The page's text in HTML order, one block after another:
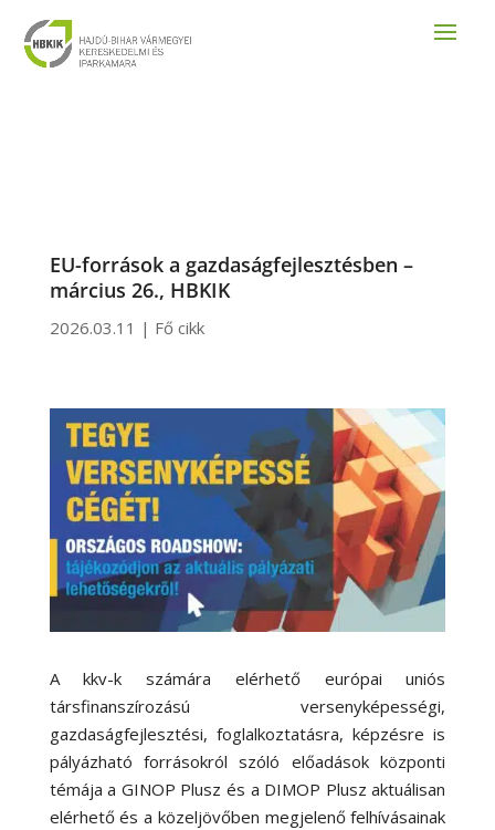
EU-források a gazdaságfejlesztésben –
március 26., HBKIK
2026.03.11 | Fő cikk
A kkv-k számára elérhető európai uniós
társfinanszírozású versenyképességi,
gazdaságfejlesztési, foglalkoztatásra, képzésre is
pályázható forrásokról szóló előadások központi
témája a GINOP Plusz és a DIMOP Plusz aktuálisan
elérhető és a közeljövőben megjelenő felhívásainak